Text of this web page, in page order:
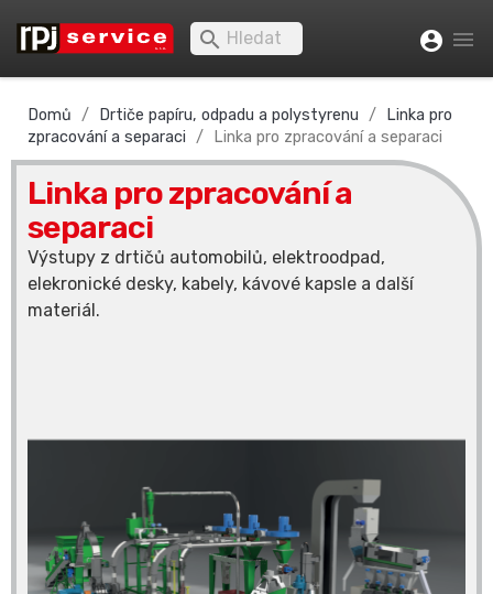
 account_circle 
Domů Drtiče papíru, odpadu a polystyrenu
Linka pro
zpracování a separaci
Linka pro zpracování a separaci
Linka pro zpracování a
separaci
Výstupy z drtičů automobilů, elektroodpad,
elekronické desky, kabely, kávové kapsle a další
materiál.